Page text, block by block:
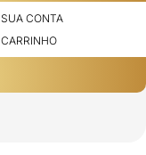
SUA CONTA
CARRINHO